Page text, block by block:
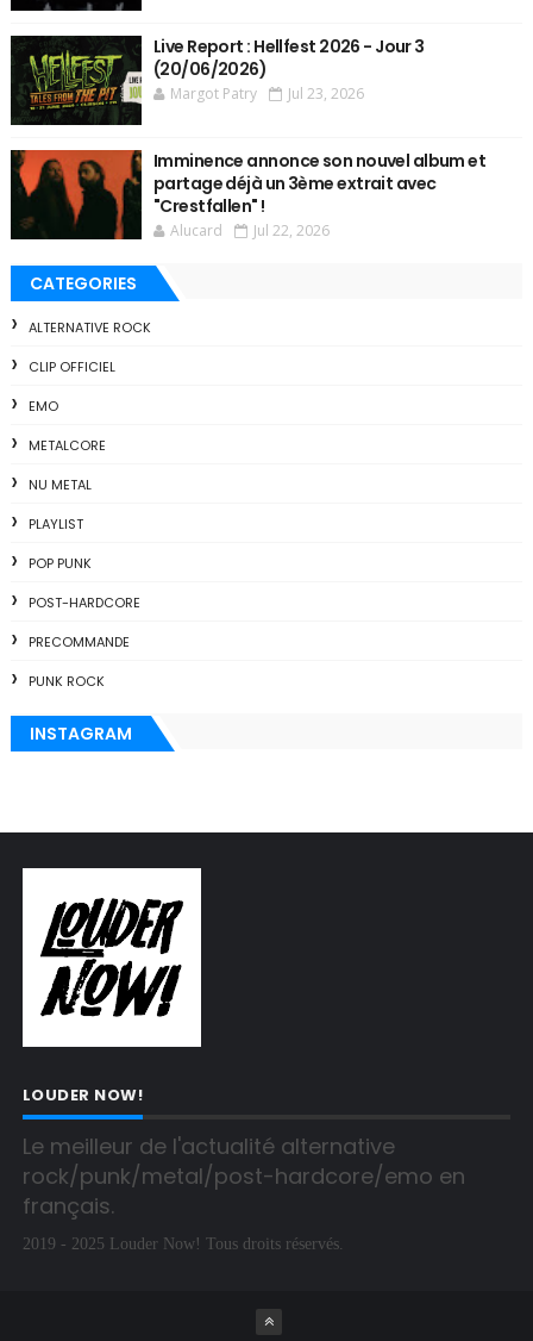
Live Report : Hellfest 2026 - Jour 3
(20/06/2026)
Margot Patry Jul 23, 2026
Imminence annonce son nouvel album et
partage déjà un 3ème extrait avec
"Crestfallen" !
Alucard Jul 22, 2026
CATEGORIES
ALTERNATIVE ROCK
CLIP OFFICIEL
EMO
METALCORE
NU METAL
PLAYLIST
POP PUNK
POST-HARDCORE
PRECOMMANDE
PUNK ROCK
INSTAGRAM
LOUDER NOW!
Le meilleur de l'actualité alternative
rock/punk/metal/post-hardcore/emo en
français.
2019 - 2025 Louder Now! Tous droits réservés.